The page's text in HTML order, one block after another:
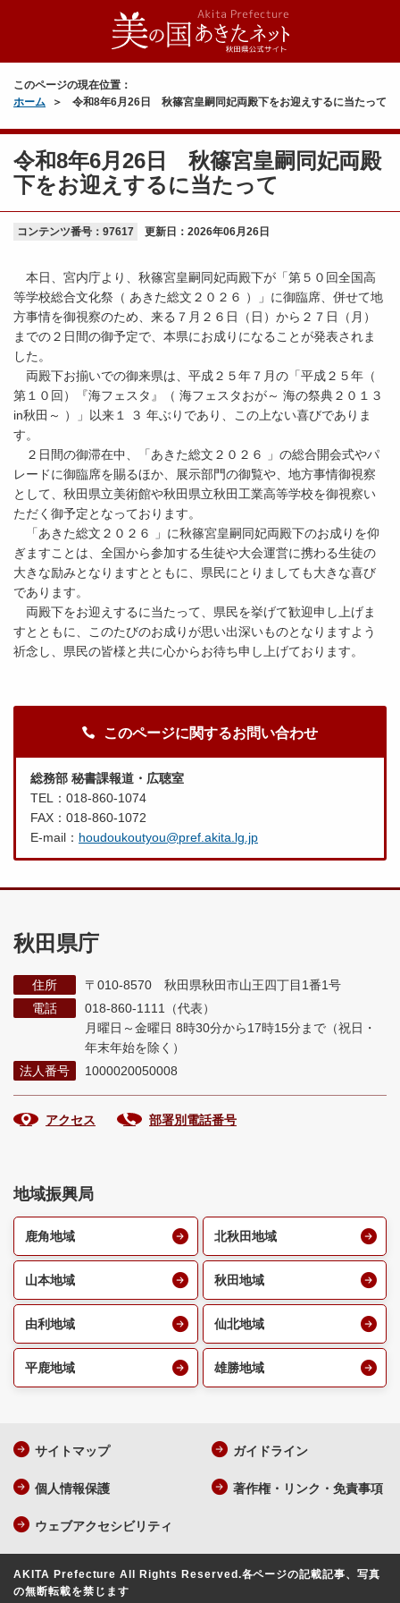
このページの現在位置：
ホーム
令和8年6月26日 秋篠宮皇嗣同妃両殿下をお迎えするに当たって
令和8年6月26日 秋篠宮皇嗣同妃両殿
下をお迎えするに当たって
コンテンツ番号：97617 更新日： 2026年06月26日
本日、宮内庁より、秋篠宮皇嗣同妃両殿下が「第５０回全国高
等学校総合文化祭（ あきた総文２０２６ ）」に御臨席、併せて地
方事情を御視察のため、来る７月２６日（日）から２７日（月）
までの２日間の御予定で、本県にお成りになることが発表されま
した。
両殿下お揃いでの御来県は、平成２５年７月の「平成２５年（
第１０回）『海フェスタ』（ 海フェスタおが～ 海の祭典２０１３
in秋田～ ）」以来１ ３ 年ぶりであり、この上ない喜びでありま
す。
２日間の御滞在中、「あきた総文２０２６ 」の総合開会式やパ
レードに御臨席を賜るほか、展示部門の御覧や、地方事情御視察
として、秋田県立美術館や秋田県立秋田工業高等学校を御視察い
ただく御予定となっております。
「あきた総文２０２６ 」に秋篠宮皇嗣同妃両殿下のお成りを仰
ぎますことは、全国から参加する生徒や大会運営に携わる生徒の
大きな励みとなりますとともに、県民にとりましても大きな喜び
であります。
両殿下をお迎えするに当たって、県民を挙げて歓迎申し上げま
すとともに、このたびのお成りが思い出深いものとなりますよう
祈念し、県民の皆様と共に心からお待ち申し上げております。
このページに関するお問い合わせ
総務部 秘書課報道・広聴室
TEL：018-860-1074
FAX：018-860-1072
E-mail： houdoukoutyou@pref.akita.lg.jp
秋田県庁
住所
〒010-8570 秋田県秋田市山王四丁目1番1号
電話
018-860-1111（代表）
月曜日～金曜日 8時30分から17時15分まで （祝日・
年末年始を除く）
法人番号
1000020050008
アクセス 部署別電話番号
地域振興局
鹿角地域 北秋田地域
山本地域 秋田地域
由利地域 仙北地域
平鹿地域 雄勝地域
サイトマップ ガイドライン
個人情報保護 著作権・リンク・免責事項
ウェブアクセシビリティ
AKITA Prefecture All Rights Reserved.各ページの記載記事、写真
の無断転載を禁じます